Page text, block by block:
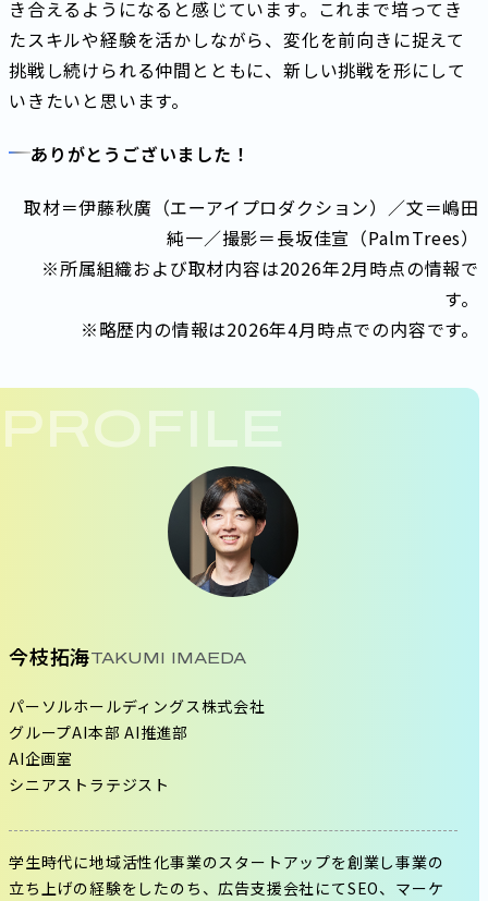
き合えるようになると感じています。これまで培ってき
たスキルや経験を活かしながら、変化を前向きに捉えて
挑戦し続けられる仲間とともに、新しい挑戦を形にして
いきたいと思います。
ありがとうございました！
取材＝伊藤秋廣（エーアイプロダクション）／文＝嶋田
純一／撮影＝長坂佳宣（PalmTrees）
※所属組織および取材内容は2026年2月時点の情報で
す。
※略歴内の情報は2026年4月時点での内容です。
PROFILE
今枝拓海TAKUMI IMAEDA
パーソルホールディングス株式会社
グループAI本部 AI推進部
AI企画室
シニアストラテジスト
学生時代に地域活性化事業のスタートアップを創業し事業の
立ち上げの経験をしたのち、広告支援会社にてSEO、マーケ